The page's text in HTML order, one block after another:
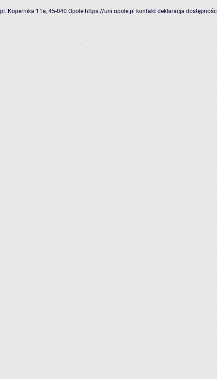
pl. Kopernika 11a, 45-040 Opole https://uni.opole.pl kontakt deklaracja